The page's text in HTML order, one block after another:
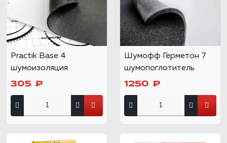
Practik Base 4
шумоизоляция
305 ₽
Шумофф Герметон 7
шумопоглотитель
1250 ₽